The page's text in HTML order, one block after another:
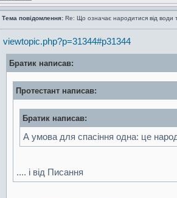
Тема повідомлення: Re: Що означає народитися від води
viewtopic.php?p=31344#p31344
Братик написав:
Протестант написав:
Братик написав:
А умова для спасіння одна: це
.... і від Писання